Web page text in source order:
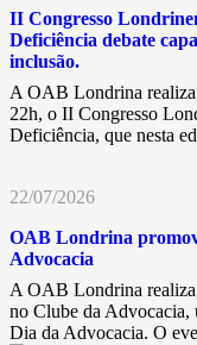
II Congresso
Deficiência debate
inclusão.
A OAB Londrina
22h, o II Congresso
Deficiência, que nesta
22/07/2026
OAB Londrina
Advocacia
A OAB Londrina
no Clube da Advocacia,
Dia da Advocacia. O